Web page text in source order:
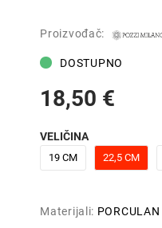
Proizvođač:
DOSTUPNO
18,50 €
VELIČINA
19 CM 22,5 CM
Materijali: PORCULAN